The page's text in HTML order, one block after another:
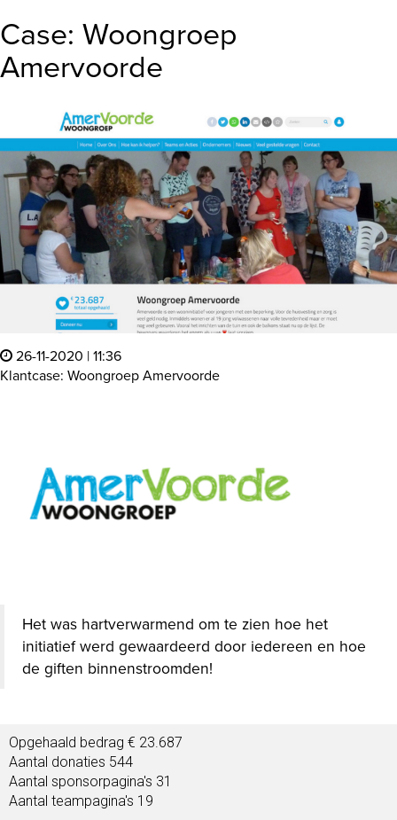
Case: Woongroep
Amervoorde
26-11-2020 | 11:36
Klantcase: Woongroep Amervoorde
Het was hartverwarmend om te zien hoe het
initiatief werd gewaardeerd door iedereen en hoe
de giften binnenstroomden!
Opgehaald bedrag € 23.687
Aantal donaties 544
Aantal sponsorpagina's 31
Aantal teampagina's 19